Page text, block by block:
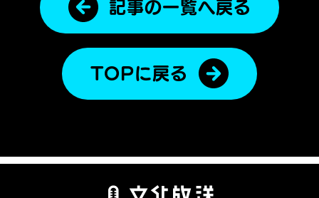
記事の一覧へ戻る
TOPに戻る